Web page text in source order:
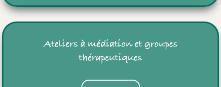
Ateliers à médiation et groupes
thérapeutiques